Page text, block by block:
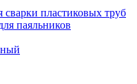
сварки пластиковых труб
паяльников